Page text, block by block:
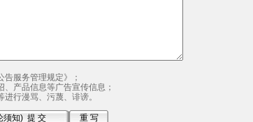
服务管理规定》；
产品信息等广告宣传信息；
行漫骂、污蔑、诽谤。